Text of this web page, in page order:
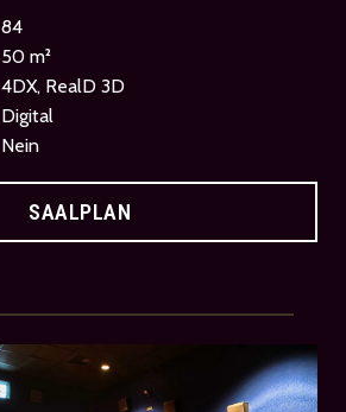
84
50 m²
4DX, RealD 3D
Digital
Nein
SAALPLAN